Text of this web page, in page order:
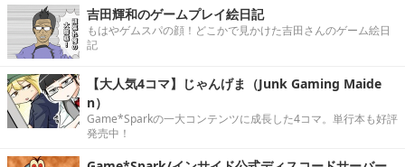
吉田輝和のゲームプレイ絵日記
もはやゲムスパの顔！どこかで見かけた吉田さんのゲーム絵日
記
【大人気4コマ】じゃんげま（Junk Gaming Maide
n）
Game*Sparkの一大コンテンツに成長した4コマ。単行本も好評
発売中！